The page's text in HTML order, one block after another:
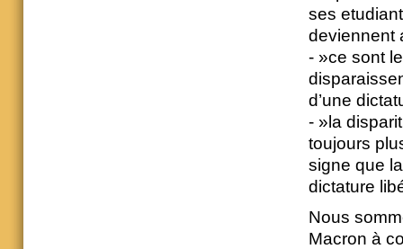
ses
deviennent
- »ce sont
d’une
- »la
toujours
signe que
dictature
Nous
Macron à